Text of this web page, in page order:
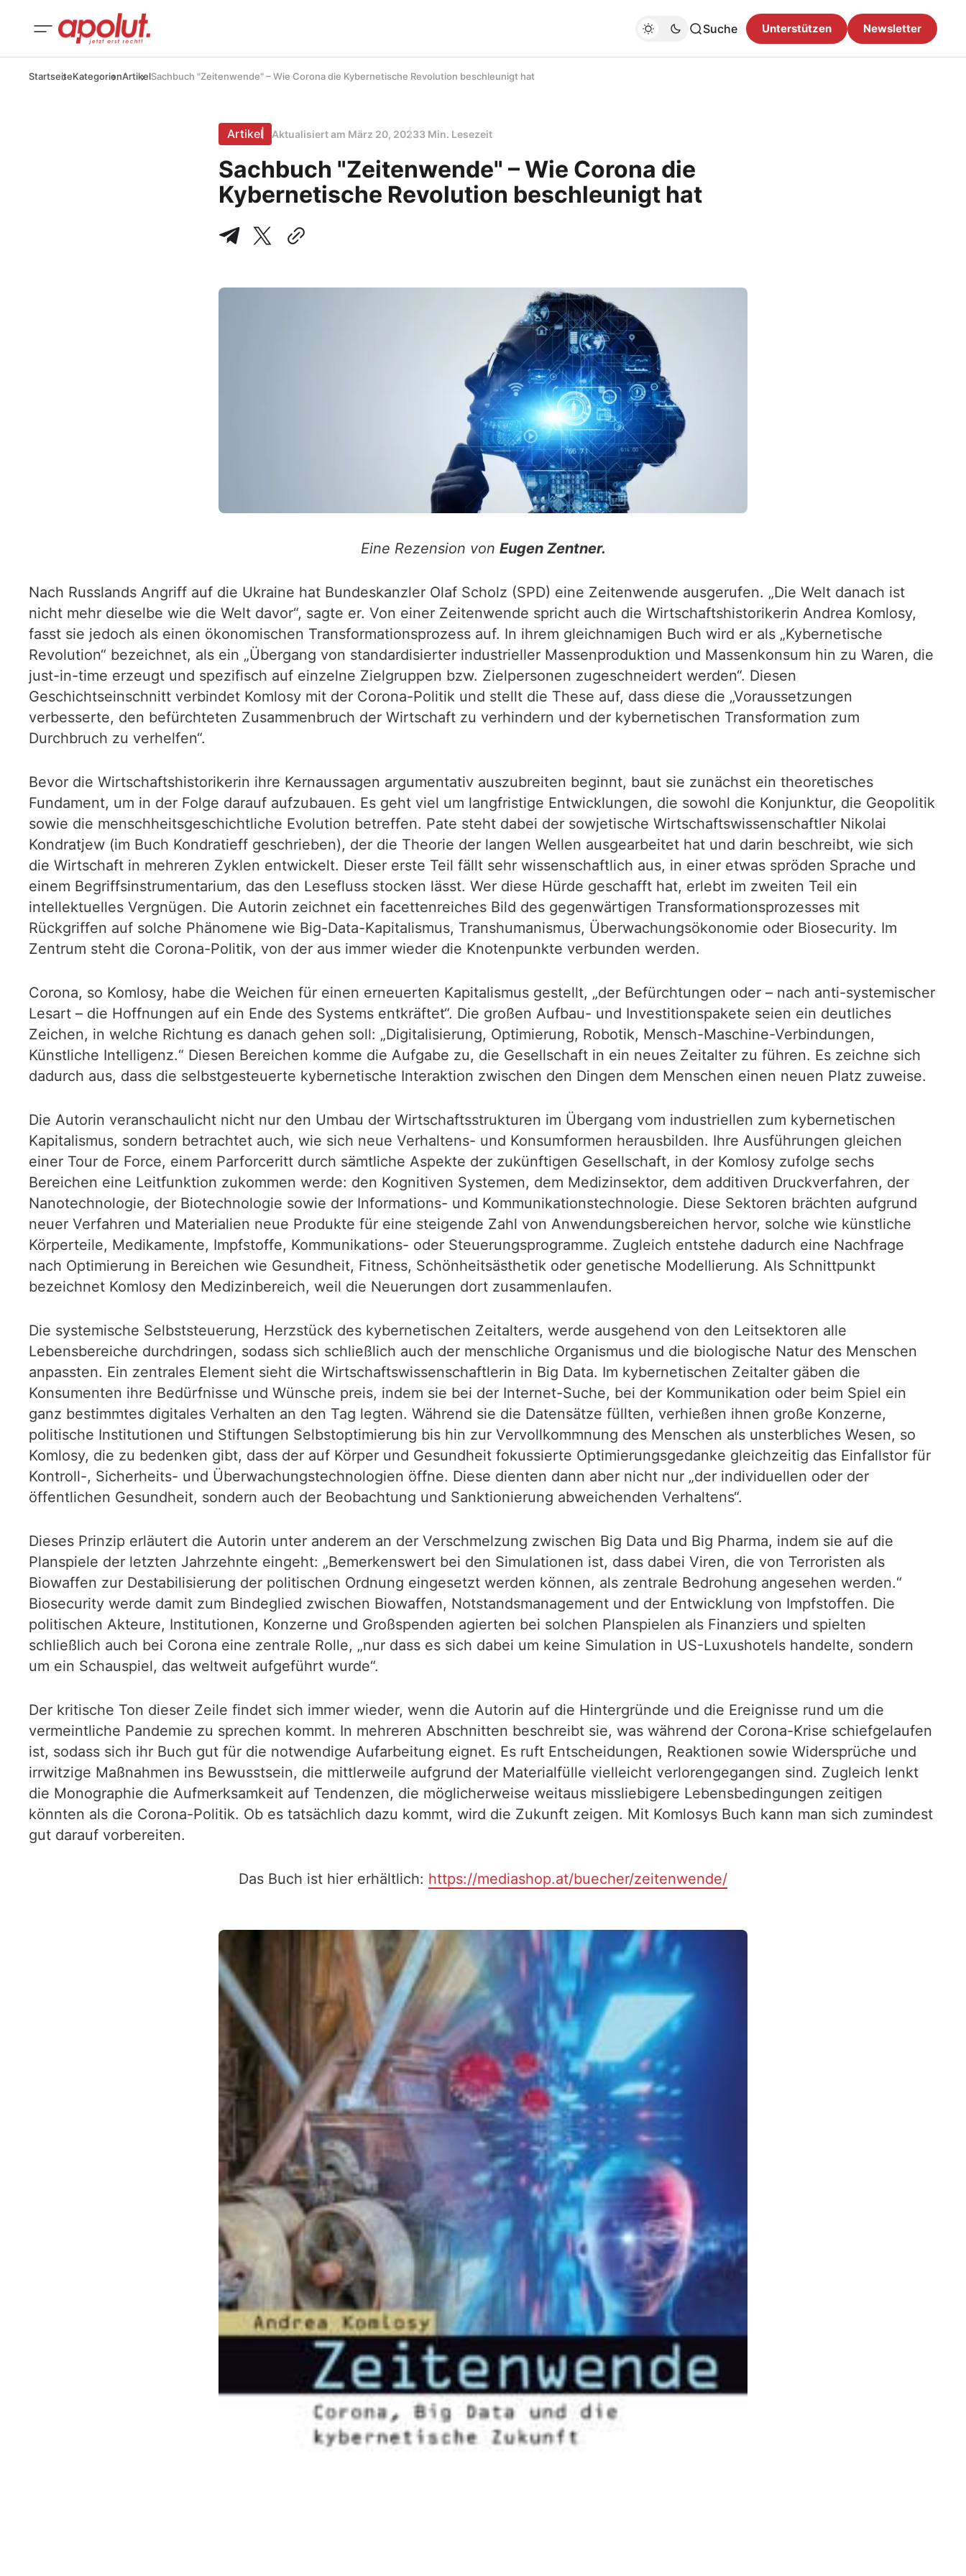
Suche Unterstützen Newsletter
StartseiteKategorienArtikelSachbuch "Zeitenwende" – Wie Corona die Kybernetische Revolution beschleunigt hat
Artikel Aktualisiert am März 20, 20233 Min. Lesezeit
Sachbuch "Zeitenwende" – Wie Corona die
Kybernetische Revolution beschleunigt hat
Eine Rezension von Eugen Zentner.
Nach Russlands Angriff auf die Ukraine hat Bundeskanzler Olaf Scholz (SPD) eine Zeitenwende ausgerufen. „Die Welt danach ist
nicht mehr dieselbe wie die Welt davor“, sagte er. Von einer Zeitenwende spricht auch die Wirtschaftshistorikerin Andrea Komlosy,
fasst sie jedoch als einen ökonomischen Transformationsprozess auf. In ihrem gleichnamigen Buch wird er als „Kybernetische
Revolution“ bezeichnet, als ein „Übergang von standardisierter industrieller Massenproduktion und Massenkonsum hin zu Waren, die
just-in-time erzeugt und spezifisch auf einzelne Zielgruppen bzw. Zielpersonen zugeschneidert werden“. Diesen
Geschichtseinschnitt verbindet Komlosy mit der Corona-Politik und stellt die These auf, dass diese die „Voraussetzungen
verbesserte, den befürchteten Zusammenbruch der Wirtschaft zu verhindern und der kybernetischen Transformation zum
Durchbruch zu verhelfen“.
Bevor die Wirtschaftshistorikerin ihre Kernaussagen argumentativ auszubreiten beginnt, baut sie zunächst ein theoretisches
Fundament, um in der Folge darauf aufzubauen. Es geht viel um langfristige Entwicklungen, die sowohl die Konjunktur, die Geopolitik
sowie die menschheitsgeschichtliche Evolution betreffen. Pate steht dabei der sowjetische Wirtschaftswissenschaftler Nikolai
Kondratjew (im Buch Kondratieff geschrieben), der die Theorie der langen Wellen ausgearbeitet hat und darin beschreibt, wie sich
die Wirtschaft in mehreren Zyklen entwickelt. Dieser erste Teil fällt sehr wissenschaftlich aus, in einer etwas spröden Sprache und
einem Begriffsinstrumentarium, das den Lesefluss stocken lässt. Wer diese Hürde geschafft hat, erlebt im zweiten Teil ein
intellektuelles Vergnügen. Die Autorin zeichnet ein facettenreiches Bild des gegenwärtigen Transformationsprozesses mit
Rückgriffen auf solche Phänomene wie Big-Data-Kapitalismus, Transhumanismus, Überwachungsökonomie oder Biosecurity. Im
Zentrum steht die Corona-Politik, von der aus immer wieder die Knotenpunkte verbunden werden.
Corona, so Komlosy, habe die Weichen für einen erneuerten Kapitalismus gestellt, „der Befürchtungen oder – nach anti-systemischer
Lesart – die Hoffnungen auf ein Ende des Systems entkräftet“. Die großen Aufbau- und Investitionspakete seien ein deutliches
Zeichen, in welche Richtung es danach gehen soll: „Digitalisierung, Optimierung, Robotik, Mensch-Maschine-Verbindungen,
Künstliche Intelligenz.“ Diesen Bereichen komme die Aufgabe zu, die Gesellschaft in ein neues Zeitalter zu führen. Es zeichne sich
dadurch aus, dass die selbstgesteuerte kybernetische Interaktion zwischen den Dingen dem Menschen einen neuen Platz zuweise.
Die Autorin veranschaulicht nicht nur den Umbau der Wirtschaftsstrukturen im Übergang vom industriellen zum kybernetischen
Kapitalismus, sondern betrachtet auch, wie sich neue Verhaltens- und Konsumformen herausbilden. Ihre Ausführungen gleichen
einer Tour de Force, einem Parforceritt durch sämtliche Aspekte der zukünftigen Gesellschaft, in der Komlosy zufolge sechs
Bereichen eine Leitfunktion zukommen werde: den Kognitiven Systemen, dem Medizinsektor, dem additiven Druckverfahren, der
Nanotechnologie, der Biotechnologie sowie der Informations- und Kommunikationstechnologie. Diese Sektoren brächten aufgrund
neuer Verfahren und Materialien neue Produkte für eine steigende Zahl von Anwendungsbereichen hervor, solche wie künstliche
Körperteile, Medikamente, Impfstoffe, Kommunikations- oder Steuerungsprogramme. Zugleich entstehe dadurch eine Nachfrage
nach Optimierung in Bereichen wie Gesundheit, Fitness, Schönheitsästhetik oder genetische Modellierung. Als Schnittpunkt
bezeichnet Komlosy den Medizinbereich, weil die Neuerungen dort zusammenlaufen.
Die systemische Selbststeuerung, Herzstück des kybernetischen Zeitalters, werde ausgehend von den Leitsektoren alle
Lebensbereiche durchdringen, sodass sich schließlich auch der menschliche Organismus und die biologische Natur des Menschen
anpassten. Ein zentrales Element sieht die Wirtschaftswissenschaftlerin in Big Data. Im kybernetischen Zeitalter gäben die
Konsumenten ihre Bedürfnisse und Wünsche preis, indem sie bei der Internet-Suche, bei der Kommunikation oder beim Spiel ein
ganz bestimmtes digitales Verhalten an den Tag legten. Während sie die Datensätze füllten, verhießen ihnen große Konzerne,
politische Institutionen und Stiftungen Selbstoptimierung bis hin zur Vervollkommnung des Menschen als unsterbliches Wesen, so
Komlosy, die zu bedenken gibt, dass der auf Körper und Gesundheit fokussierte Optimierungsgedanke gleichzeitig das Einfallstor für
Kontroll-, Sicherheits- und Überwachungstechnologien öffne. Diese dienten dann aber nicht nur „der individuellen oder der
öffentlichen Gesundheit, sondern auch der Beobachtung und Sanktionierung abweichenden Verhaltens“.
Dieses Prinzip erläutert die Autorin unter anderem an der Verschmelzung zwischen Big Data und Big Pharma, indem sie auf die
Planspiele der letzten Jahrzehnte eingeht: „Bemerkenswert bei den Simulationen ist, dass dabei Viren, die von Terroristen als
Biowaffen zur Destabilisierung der politischen Ordnung eingesetzt werden können, als zentrale Bedrohung angesehen werden.“
Biosecurity werde damit zum Bindeglied zwischen Biowaffen, Notstandsmanagement und der Entwicklung von Impfstoffen. Die
politischen Akteure, Institutionen, Konzerne und Großspenden agierten bei solchen Planspielen als Finanziers und spielten
schließlich auch bei Corona eine zentrale Rolle, „nur dass es sich dabei um keine Simulation in US-Luxushotels handelte, sondern
um ein Schauspiel, das weltweit aufgeführt wurde“.
Der kritische Ton dieser Zeile findet sich immer wieder, wenn die Autorin auf die Hintergründe und die Ereignisse rund um die
vermeintliche Pandemie zu sprechen kommt. In mehreren Abschnitten beschreibt sie, was während der Corona-Krise schiefgelaufen
ist, sodass sich ihr Buch gut für die notwendige Aufarbeitung eignet. Es ruft Entscheidungen, Reaktionen sowie Widersprüche und
irrwitzige Maßnahmen ins Bewusstsein, die mittlerweile aufgrund der Materialfülle vielleicht verlorengegangen sind. Zugleich lenkt
die Monographie die Aufmerksamkeit auf Tendenzen, die möglicherweise weitaus missliebigere Lebensbedingungen zeitigen
könnten als die Corona-Politik. Ob es tatsächlich dazu kommt, wird die Zukunft zeigen. Mit Komlosys Buch kann man sich zumindest
gut darauf vorbereiten.
Das Buch ist hier erhältlich: https://mediashop.at/buecher/zeitenwende/